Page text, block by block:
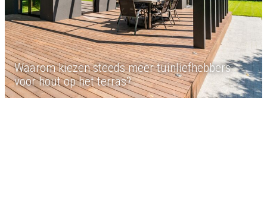
Waarom kiezen steeds meer tuinliefhebbers
voor hout op het terras?